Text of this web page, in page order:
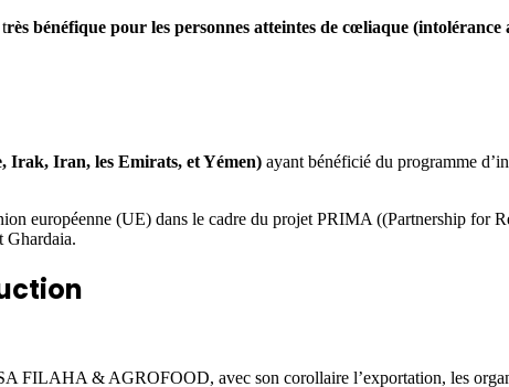
rès bénéfique pour les personnes atteintes de cœliaque (intolérance
Irak, Iran, les Emirats, et Yémen) ayant bénéficié du programme
européenne (UE) dans le cadre du projet PRIMA ((Partnership for
Ghardaia.
FILAHA & AGROFOOD, avec son corollaire l’exportation, les